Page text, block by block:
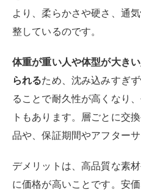
数万円から数十万円もの差
ズも大きく重量も重いため
【厚さ30センチ以上のマッ
体に負担をかけたくない
体重が重い
腰痛や肩こりなどの慢
充実した保証やアフタ